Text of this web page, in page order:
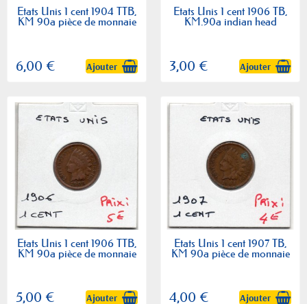
Etats Unis 1 cent 1904 TTB,
KM 90a pièce de monnaie
6,00 € Ajouter
Etats Unis 1 cent 1906 TB,
KM.90a indian head
3,00 € Ajouter
Etats Unis 1 cent 1906 TTB,
KM 90a pièce de monnaie
5,00 € Ajouter
Etats Unis 1 cent 1907 TB,
KM 90a pièce de monnaie
4,00 € Ajouter